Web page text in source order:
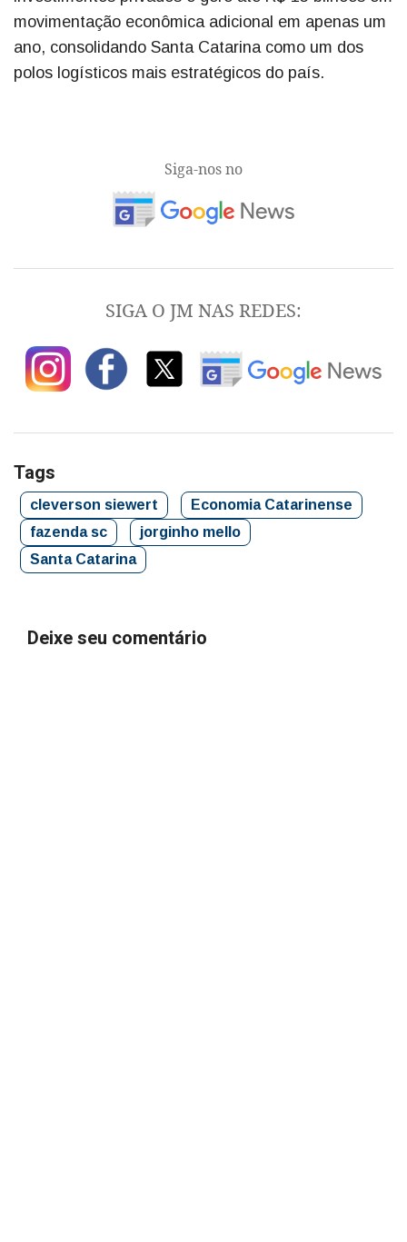
movimentação econômica adicional em apenas um
ano, consolidando Santa Catarina como um dos
polos logísticos mais estratégicos do país.
Siga-nos no
SIGA O JM NAS REDES:
Tags
cleverson siewert
Economia Catarinense
fazenda sc
jorginho mello
Santa Catarina
Deixe seu comentário